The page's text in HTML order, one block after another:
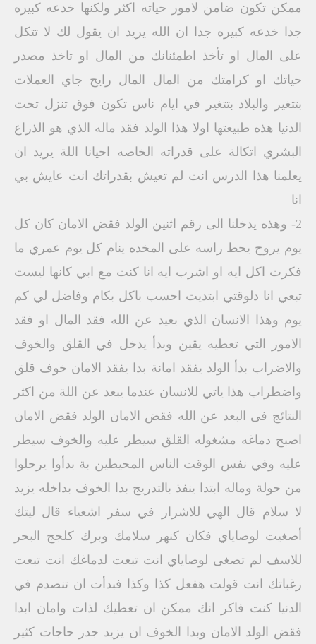
ممكن تكون ضامن لامور حياته اكثر ولكنها خدعه كبيره
جدا خدعه كبيره جدا ان الله يريد ان يقول لك لا تتكل
على المال او تأخذ اطمئنانك من المال او تاخذ مصدر
حياتك او كرامتك من المال المال رايح جاي العملات
بتتغير والبلاد بتتغير في ايام ناس تكون فوق تنزل تحت
الدنيا هذه طبيعتها اولا هذا الولد فقد ماله الذي هو الذراع
البشري اتكالة على قدراته الخاصه احيانا اللة يريد ان
يعلمنا هذا الدرس انت لم تعيش بقدراتك انت عايش بي
انا
2- وهذه يدخلنا الى رقم اثنين الولد فقض الامان كان كل
يوم يروح يحط راسه على المخده ينام كل يوم عمري ما
فكرت اكل ايه او اشرب ايه انا كنت مع ابي كانها ليست
تبعي انا دلوقتي ابتديت احسب باكل بكام وفاضل لي كم
يوم وهذا الانسان الذي بعيد عن الله فقد المال او فقد
الامور التي تعطيه يقين وبدأ يدخل في القلق والخوف
والاضراب بدأ الولد يفقد امانة بدا يفقد الامان خوف قلق
واضطراب هذا ياتي للانسان عندما يبعد عن اللة من اكثر
النتائج فى البعد عن الله فقض الامان الولد فقض الامان
اصبح دماغه مشغوله القلق سيطر عليه والخوف سيطر
عليه وفي نفس الوقت الناس المحيطين بة بدأوا يرحلوا
من حولة وماله ابتدا ينفذ بالتدريج بدا الخوف بداخله يزيد
لا سلام قال الهي للاشرار في سفر اشعياء قال ليتك
أصغيت لوصاياي فكان كنهر سلامك وبرك كلجج البحر
للاسف لم تصغى لوصاياي انت تبعت لدماغك انت تبعت
رغباتك انت قولت هفعل كذا وكذا فبدأت ان تنصدم في
الدنيا كنت فاكر انك ممكن ان تعطيك لذات وامان ابدا
فقض الولد الامان وبدا الخوف ان يزيد جدر حاجات كثير